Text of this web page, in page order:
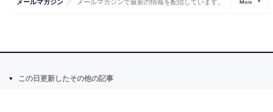
More
この日更新したその他の記事